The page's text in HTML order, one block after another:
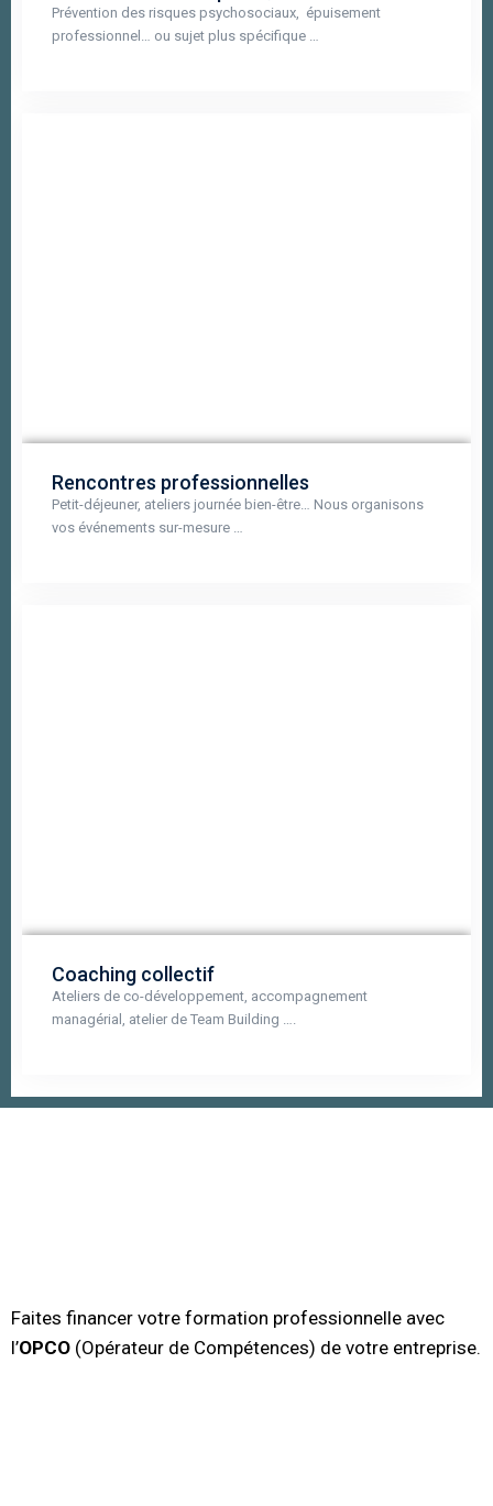
Prévention des risques psychosociaux, épuisement
professionnel… ou sujet plus spécifique …
Rencontres professionnelles
Petit-déjeuner, ateliers journée bien-être… Nous organisons
vos événements sur-mesure …
Coaching collectif
Ateliers de co-développement, accompagnement
managérial, atelier de Team Building ….
Faites financer votre formation professionnelle avec
l’OPCO (Opérateur de Compétences) de votre entreprise.